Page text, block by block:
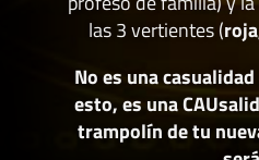
las 3 vertientes (
No es una
esto, es una
trampolín de tu